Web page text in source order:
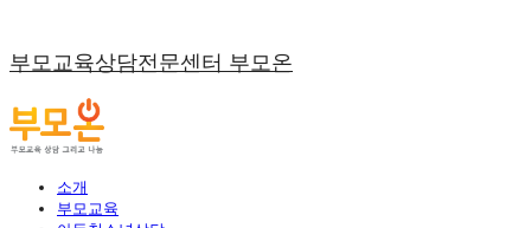
부모교육상담전문센터 부모온
소개
부모교육